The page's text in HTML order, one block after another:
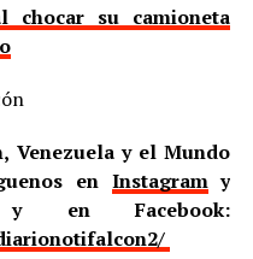
chocar su camioneta
Venezuela y el Mundo
en Instagramy
en Facebook: